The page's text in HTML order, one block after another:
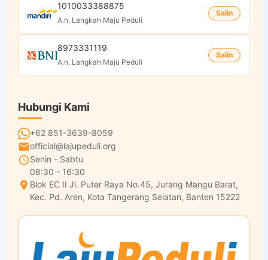
1010033388875
A.n. Langkah Maju Peduli
Salin
8973331119
A.n. Langkah Maju Peduli
Salin
Hubungi Kami
+62 851-3639-8059
official@lajupeduli.org
Senin - Sabtu
08:30 - 16:30
Blok EC II Jl. Puter Raya No.45, Jurang Mangu Barat,
Kec. Pd. Aren, Kota Tangerang Selatan, Banten 15222